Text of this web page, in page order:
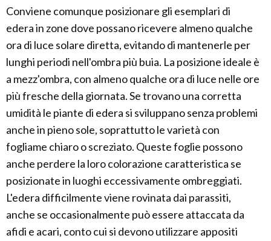
Conviene comunque posizionare gli esemplari di
edera in zone dove possano ricevere almeno qualche
ora di luce solare diretta, evitando di mantenerle per
lunghi periodi nell'ombra più buia. La posizione ideale è
a mezz'ombra, con almeno qualche ora di luce nelle ore
più fresche della giornata. Se trovano una corretta
umidità le piante di edera si sviluppano senza problemi
anche in pieno sole, soprattutto le varietà con
fogliame chiaro o screziato. Queste foglie possono
anche perdere la loro colorazione caratteristica se
posizionate in luoghi eccessivamente ombreggiati.
L'edera difficilmente viene rovinata dai parassiti,
anche se occasionalmente può essere attaccata da
afidi e acari, conto cui si devono utilizzare appositi